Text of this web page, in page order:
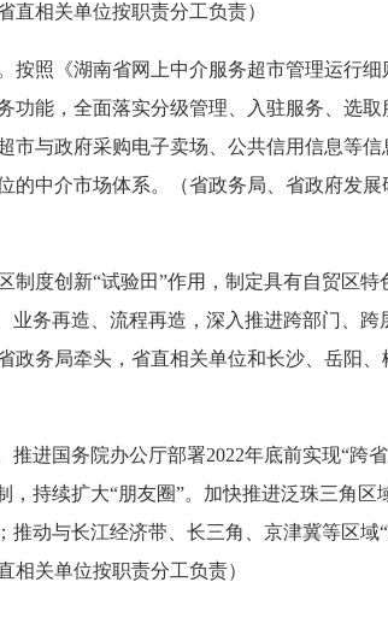
直相关单位按职责分工负责）
照《湖南省网上中介服务超市管理运行细
功能，全面落实分级管理、入驻服务、选
市与政府采购电子卖场、公共信用信息等
的中介市场体系。（省政务局、省政府发
度创新“试验田”作用，制定具有自贸区特
业务再造、流程再造，深入推进跨部门、
政务局牵头，省直相关单位和长沙、岳阳
进国务院办公厅部署2022年底前实现“跨
，持续扩大“朋友圈”。加快推进泛珠三角区
动与长江经济带、长三角、京津冀等区域“
相关单位按职责分工负责）